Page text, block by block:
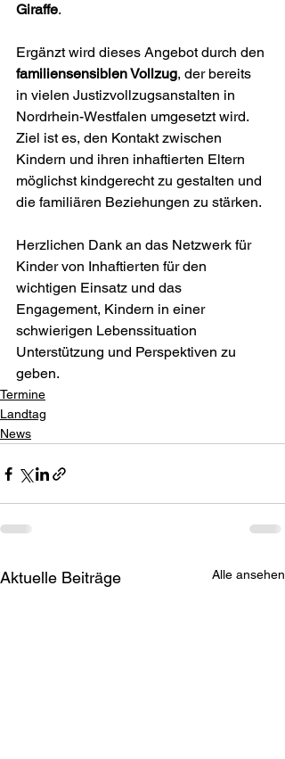
Giraffe.
Ergänzt wird dieses Angebot durch den
familiensensiblen Vollzug, der bereits
in vielen Justizvollzugsanstalten in
Nordrhein-Westfalen umgesetzt wird.
Ziel ist es, den Kontakt zwischen
Kindern und ihren inhaftierten Eltern
möglichst kindgerecht zu gestalten und
die familiären Beziehungen zu stärken.
Herzlichen Dank an das Netzwerk für
Kinder von Inhaftierten für den
wichtigen Einsatz und das
Engagement, Kindern in einer
schwierigen Lebenssituation
Unterstützung und Perspektiven zu
geben.
Termine
Landtag
News
Aktuelle Beiträge Alle ansehen